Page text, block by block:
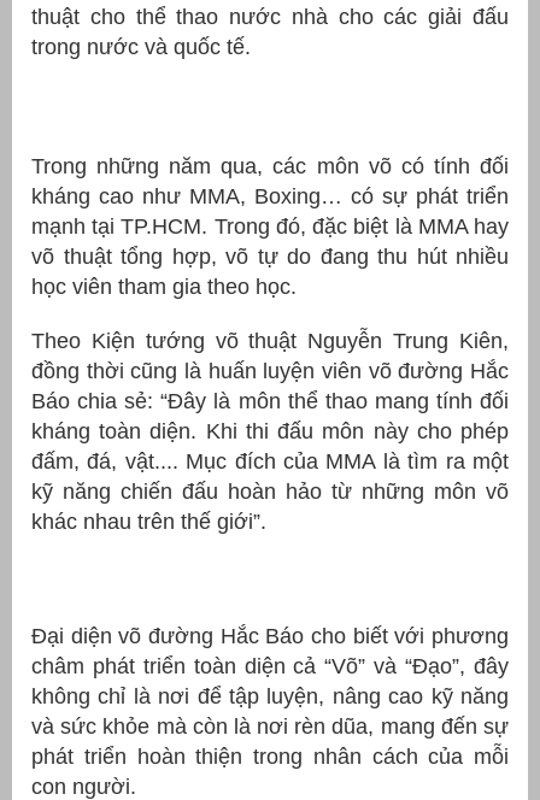
thuật cho thể thao nước nhà cho các giải đấu
trong nước và quốc tế.
Trong những năm qua, các môn võ có tính đối
kháng cao như MMA, Boxing… có sự phát triển
mạnh tại TP.HCM. Trong đó, đặc biệt là MMA hay
võ thuật tổng hợp, võ tự do đang thu hút nhiều
học viên tham gia theo học.
Theo Kiện tướng võ thuật Nguyễn Trung Kiên,
đồng thời cũng là huấn luyện viên võ đường Hắc
Báo chia sẻ: “Đây là môn thể thao mang tính đối
kháng toàn diện. Khi thi đấu môn này cho phép
đấm, đá, vật.... Mục đích của MMA là tìm ra một
kỹ năng chiến đấu hoàn hảo từ những môn võ
khác nhau trên thế giới”.
Đại diện võ đường Hắc Báo cho biết với phương
châm phát triển toàn diện cả “Võ” và “Đạo”, đây
không chỉ là nơi để tập luyện, nâng cao kỹ năng
và sức khỏe mà còn là nơi rèn dũa, mang đến sự
phát triển hoàn thiện trong nhân cách của mỗi
con người.